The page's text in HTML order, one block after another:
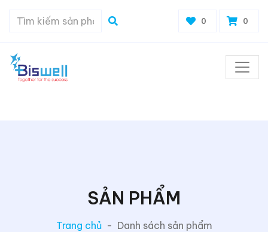
0 0
SẢN PHẨM
Trang chủ - Danh sách sản phẩm